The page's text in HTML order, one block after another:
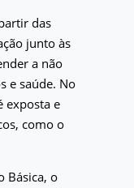
das
junto às
a não
e saúde. No
exposta e
como o
Básica, o